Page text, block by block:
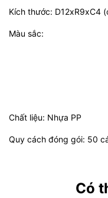
Kích thước: D12xR9xC4
Màu sắc:
Chất liệu: Nhựa PP
Quy cách đóng gói: 50
Có